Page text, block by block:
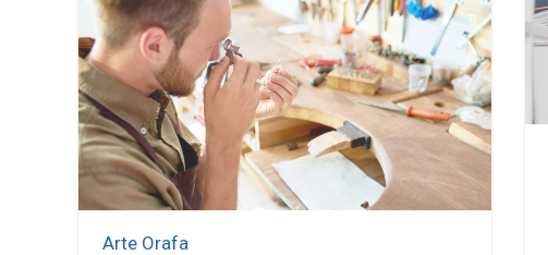
Arte Orafa